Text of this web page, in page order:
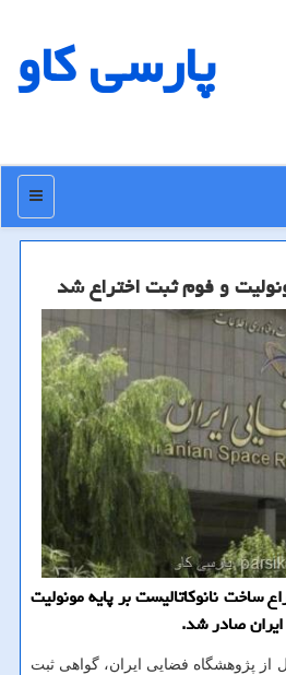
پارسی كاو
منو
و فوم ثبت اختراع شد
ساخت نانوكاتالیست بر پایه مونولیت
صادر شد.
از پژوهشگاه فضایی ایران، گواهی ثبت